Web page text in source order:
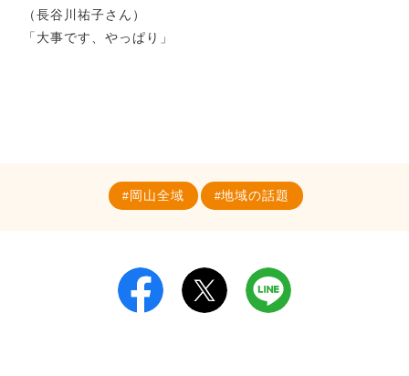
（長谷川祐子さん）
「大事です、やっぱり」
岡山全域 地域の話題